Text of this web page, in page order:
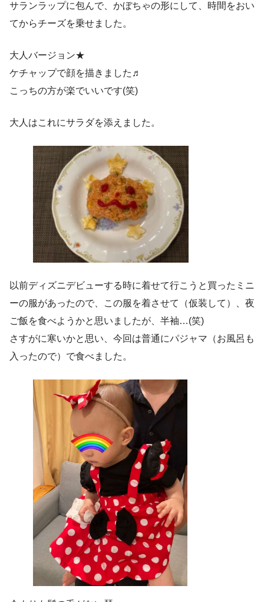
サランラップに包んで、かぼちゃの形にして、時間をおい
てからチーズを乗せました。
大人バージョン★
ケチャップで顔を描きました♬
こっちの方が楽でいいです(笑)
大人はこれにサラダを添えました。
以前ディズニデビューする時に着せて行こうと買ったミニ
ーの服があったので、この服を着させて（仮装して）、夜
ご飯を食べようかと思いましたが、半袖…(笑)
さすがに寒いかと思い、今回は普通にパジャマ（お風呂も
入ったので）で食べました。